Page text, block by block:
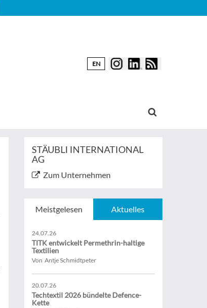
EN
STÄUBLI INTERNATIONAL
AG
Zum Unternehmen
Meistgelesen Aktuelles
24.07.26
TITK entwickelt Permethrin-haltige
Textilien
Von Antje Schmidtpeter
20.07.26
Techtextil 2026 bündelte Defence-
Kette